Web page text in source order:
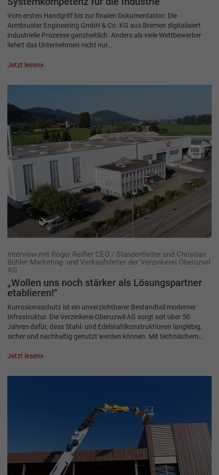
Vom ersten Handgriff bis zur finalen Dokumentation: Die
Armbruster Engineering GmbH & Co. KG aus Bremen digitalisiert
industrielle Prozesse ganzheitlich. Anders als viele Wettbewerber
liefert das Unternehmen nicht nur…
Jetzt lesen
Interview mit Roger Reifler CEO / Standortleiter und Christian
Bühler Marketing- und Verkaufsleiter der Verzinkerei Oberuzwil
AG
„Wollen uns noch stärker als Lösungspartner
etablieren!“
Korrosionsschutz ist ein unverzichtbarer Bestandteil moderner
Infrastruktur. Die Verzinkerei Oberuzwil AG sorgt seit über 50
Jahren dafür, dass Stahl- und Edelstahlkonstruktionen langlebig,
sicher und nachhaltig genutzt werden können. Mit technischem…
Jetzt lesen